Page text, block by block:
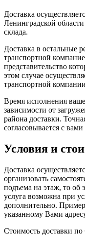
Доставка
Ленинградской
склада.
Доставка в остальные
транспортной
представительство
этом случае
транспортной
Время исполнения
зависимости от
района доставки.
согласовывается с
Условия и
Доставка
организовать
подъема на этаж, то об
услуга возможна при
дополнительно.
указанному Вами
Стоимость доставки